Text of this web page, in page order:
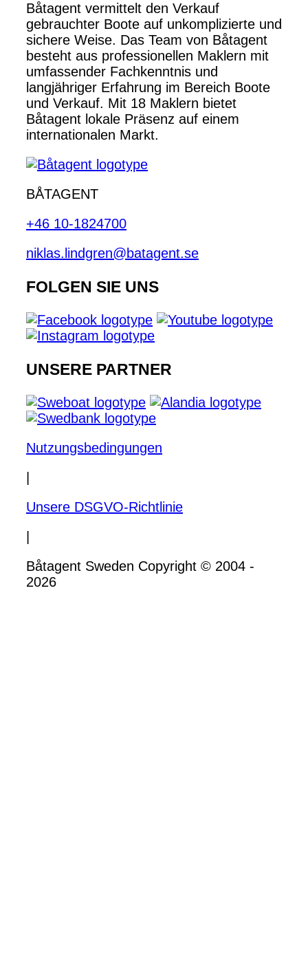
Båtagent vermittelt den Verkauf
gebrauchter Boote auf unkomplizierte und
sichere Weise. Das Team von Båtagent
besteht aus professionellen Maklern mit
umfassender Fachkenntnis und
langjähriger Erfahrung im Bereich Boote
und Verkauf. Mit 18 Maklern bietet
Båtagent lokale Präsenz auf einem
internationalen Markt.
BÅTAGENT
+46 10-1824700
niklas.lindgren@batagent.se
FOLGEN SIE UNS
UNSERE PARTNER
Nutzungsbedingungen
Unsere DSGVO-Richtlinie
Båtagent Sweden Copyright © 2004 -
2026